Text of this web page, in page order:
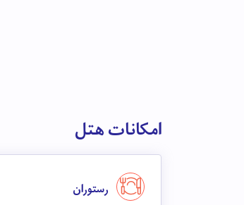
امکانات هتل
رستوران